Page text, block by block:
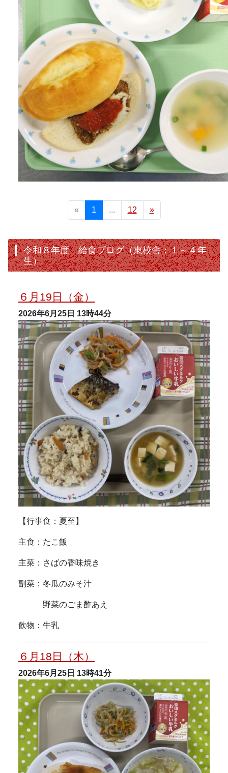
« 1 ... 12 »
令和８年度 給食ブログ（東校舎：１～４年
生）
６月19日（金）
2026年6月25日 13時44分
【行事食：夏至】
主食：たこ飯
主菜：さばの香味焼き
副菜：冬瓜のみそ汁
野菜のごま酢あえ
飲物：牛乳
６月18日（木）
2026年6月25日 13時41分